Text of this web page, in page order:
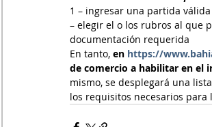
1 – ingresar una partida
– elegir el o los rubros al que
documentación requerida
En tanto, en https://
de comercio a habilitar en el
mismo, se desplegará una
los requisitos necesarios